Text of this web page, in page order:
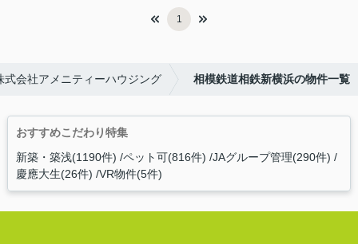
1
会社アメニティーハウジング 相模鉄道相鉄新横浜の物件一覧
おすすめこだわり特集
新築・築浅(1190件) ペット可(816件) JAグループ管理(290件)
慶應大生(26件) VR物件(5件)